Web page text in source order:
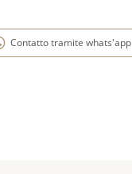
Contatto tramite whats'app